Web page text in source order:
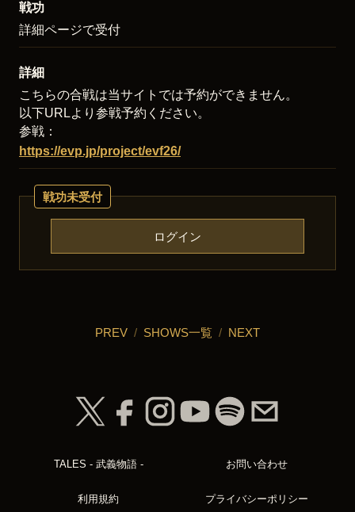
戦功
詳細ページで受付
詳細
こちらの合戦は当サイトでは予約ができません。
以下URLより参戦予約ください。
参戦：
https://evp.jp/project/evf26/
戦功未受付
ログイン
PREV / SHOWS一覧 / NEXT
TALES - 武義物語 - お問い合わせ
利用規約 プライバシーポリシー